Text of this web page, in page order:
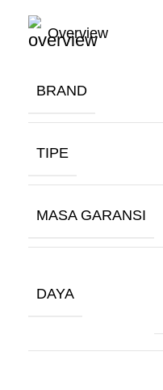
Overview
BRAND
TIPE
MASA GARANSI
DAYA